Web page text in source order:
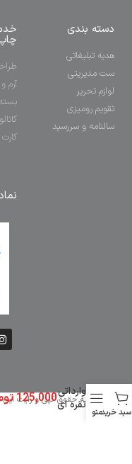
دسته بندی
هدیه تبلیغاتی
ست مدیریتی
لوازم تحریر
تقویم رومیزی
سالنامه و سررسید
آرم
کلیه حقوق کپی و رایت
سبد خریدمنو
وارداتی
نقره ای125,000